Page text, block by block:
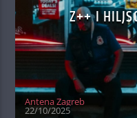
Z++ I
Antena Zagreb
22/10/2025